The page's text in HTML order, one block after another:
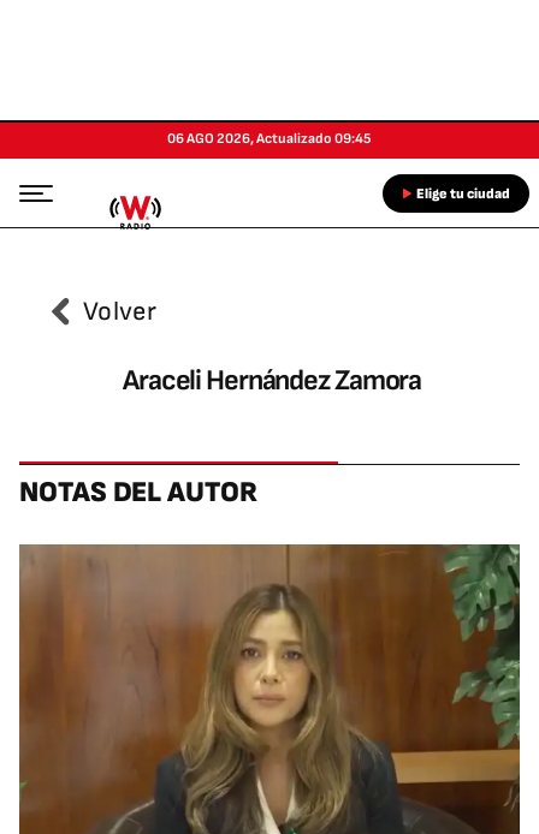
06 AGO 2026,Actualizado 09:45
Elige tu ciudad
Volver
AraceliHernández Zamora
NOTAS DEL AUTOR